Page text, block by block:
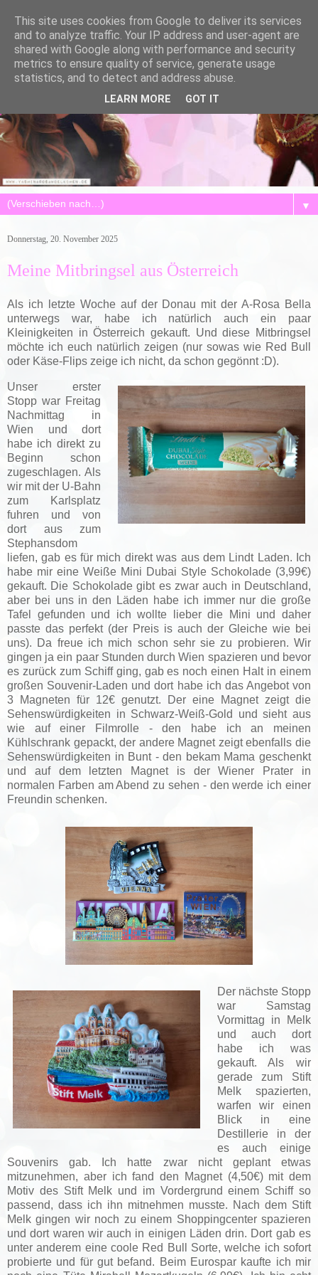
▼
Donnerstag, 20. November 2025
Meine Mitbringsel aus Österreich
Als ich letzte Woche auf der Donau mit der A-Rosa Bella
unterwegs war, habe ich natürlich auch ein paar
Kleinigkeiten in Österreich gekauft. Und diese Mitbringsel
möchte ich euch natürlich zeigen (nur sowas wie Red Bull
oder Käse-Flips zeige ich nicht, da schon gegönnt :D).
Unser erster
Stopp war Freitag
Nachmittag in
Wien und dort
habe ich direkt zu
Beginn schon
zugeschlagen. Als
wir mit der U-Bahn
zum Karlsplatz
fuhren und von
dort aus zum
Stephansdom
liefen, gab es für mich direkt was aus dem Lindt Laden. Ich
habe mir eine Weiße Mini Dubai Style Schokolade (3,99€)
gekauft. Die Schokolade gibt es zwar auch in Deutschland,
aber bei uns in den Läden habe ich immer nur die große
Tafel gefunden und ich wollte lieber die Mini und daher
passte das perfekt (der Preis is auch der Gleiche wie bei
uns). Da freue ich mich schon sehr sie zu probieren. Wir
gingen ja ein paar Stunden durch Wien spazieren und bevor
es zurück zum Schiff ging, gab es noch einen Halt in einem
großen Souvenir-Laden und dort habe ich das Angebot von
3 Magneten für 12€ genutzt. Der eine Magnet zeigt die
Sehenswürdigkeiten in Schwarz-Weiß-Gold und sieht aus
wie auf einer Filmrolle - den habe ich an meinen
Kühlschrank gepackt, der andere Magnet zeigt ebenfalls die
Sehenswürdigkeiten in Bunt - den bekam Mama geschenkt
und auf dem letzten Magnet is der Wiener Prater in
normalen Farben am Abend zu sehen - den werde ich einer
Freundin schenken.
Der nächste Stopp
war Samstag
Vormittag in Melk
und auch dort
habe ich was
gekauft. Als wir
gerade zum Stift
Melk spazierten,
warfen wir einen
Blick in eine
Destillerie in der
es auch einige
Souvenirs gab. Ich hatte zwar nicht geplant etwas
mitzunehmen, aber ich fand den Magnet (4,50€) mit dem
Motiv des Stift Melk und im Vordergrund einem Schiff so
passend, dass ich ihn mitnehmen musste. Nach dem Stift
Melk gingen wir noch zu einem Shoppingcenter spazieren
und dort waren wir auch in einigen Läden drin. Dort gab es
unter anderem eine coole Red Bull Sorte, welche ich sofort
probierte und für gut befand. Beim Eurospar kaufte ich mir
This site uses cookies from Google to deliver its services
and to analyze traffic. Your IP address and user-agent are
shared with Google along with performance and security
metrics to ensure quality of service, generate usage
statistics, and to detect and address abuse.
LEARN MORE GOT IT